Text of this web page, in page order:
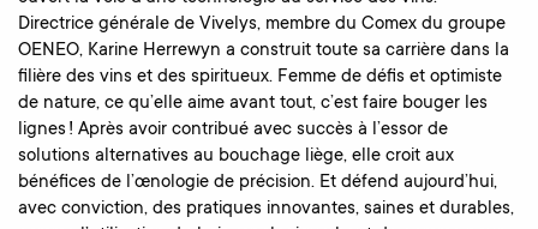
Directrice générale de Vivelys, membre du Comex du groupe
OENEO, Karine Herrewyn a construit toute sa carrière dans la
filière des vins et des spiritueux. Femme de défis et optimiste
de nature, ce qu’elle aime avant tout, c’est faire bouger les
lignes ! Après avoir contribué avec succès à l’essor de
solutions alternatives au bouchage liège, elle croit aux
bénéfices de l’œnologie de précision. Et défend aujourd’hui,
avec conviction, des pratiques innovantes, saines et durables,